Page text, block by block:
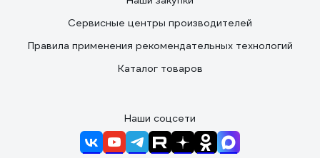
Сервисные центры производителей
Правила применения рекомендательных технологий
Каталог товаров
Наши соцсети